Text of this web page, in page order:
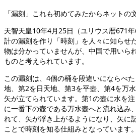
「漏刻」これも初めてみたからネットの
天智天皇10年4月25日（ユリウス暦671
計の漏刻を作り「時刻」を人々に知らせ
物は分かっていませんが、中国で用いら
ものと考えられています。
この漏刻は、4個の桶を段違いにならべ
地、第2を日天地、第3を平壺、第4を万
矢が立てられています。第1の壺に水を
に一番下の壺である万水壺へと流れ込み
れて、矢が浮き上がるようになり、矢に
ことで時刻を知る仕組みとなっています。